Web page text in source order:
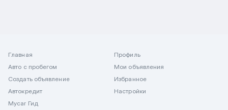
Главная
Авто с пробегом
Создать объявление
Автокредит
Mycar Гид
Профиль
Мои объявления
Избранное
Настройки